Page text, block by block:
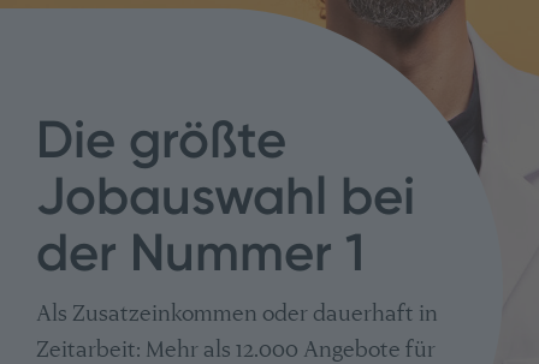
Die größte
Jobauswahl bei
der Nummer 1
Als Zusatzeinkommen oder dauerhaft in
Zeitarbeit: Mehr als 12.000 Angebote für